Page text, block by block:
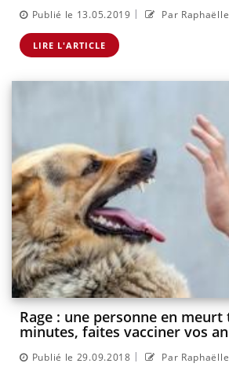
Publié le 13.05.2019 | Par
LIRE L'ARTICLE
Rage : une personne en meurt
minutes, faites vacciner vos
Publié le 29.09.2018 | Par